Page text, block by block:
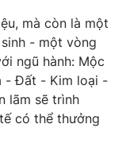
mà còn là một
- một vòng
ngũ hành: Mộc
- Đất - Kim loại -
lãm sẽ trình
có thể thưởng